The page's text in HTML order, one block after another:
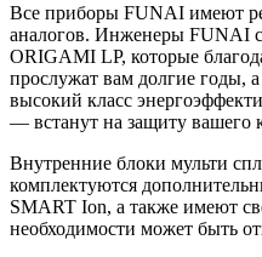
Все приборы FUNAI имеют
аналогов. Инженеры FUNAI
ORIGAMI LP, которые
прослужат вам долгие годы,
высокий класс
— встанут на защиту вашего
Внутренние блоки мульти
комплектуются
SMART Ion, а также имеют
необходимости может быть